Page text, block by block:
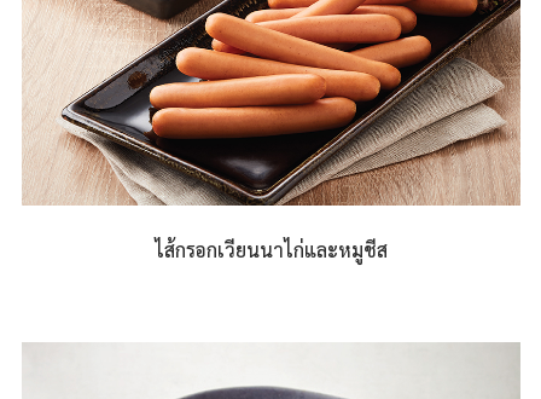
ไส้กรอกเวียนนาไก่และหมูชีส